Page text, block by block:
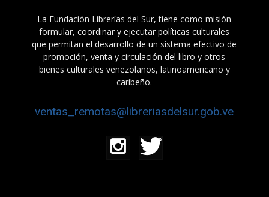
La Fundación Librerías del Sur, tiene como misión
formular, coordinar y ejecutar políticas culturales
que permitan el desarrollo de un sistema efectivo de
promoción, venta y circulación del libro y otros
bienes culturales venezolanos, latinoamericano y
caribeño.
ventas_remotas@libreriasdelsur.gob.ve